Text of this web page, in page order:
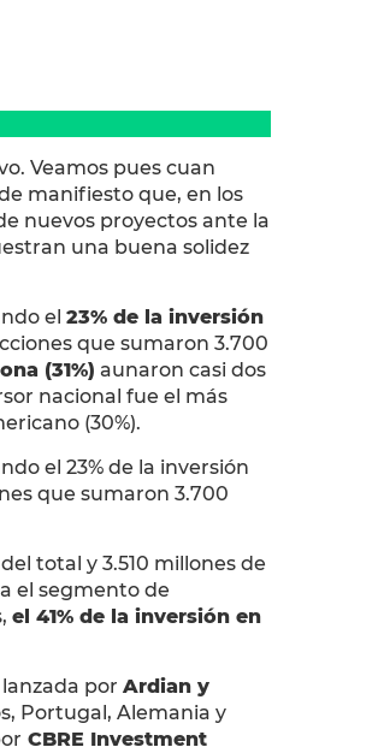
Veamos pues cuan
manifiesto que, en los
nuevos proyectos ante la
una buena solidez
el 23% de la inversión
que sumaron 3.700
(31%) aunaron casi dos
nacional fue el más
(30%).
el 23% de la inversión
que sumaron 3.700
total y 3.510 millones de
el segmento de
el 41% de la inversión en
por Ardian y
Portugal, Alemania y
CBRE Investment